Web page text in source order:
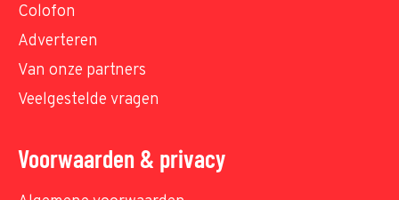
Colofon
Adverteren
Van onze partners
Veelgestelde vragen
Voorwaarden & privacy